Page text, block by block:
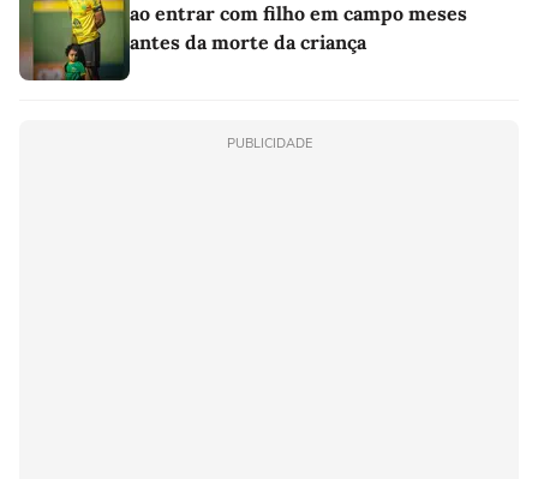
ao entrar com filho em campo meses
antes da morte da criança
PUBLICIDADE